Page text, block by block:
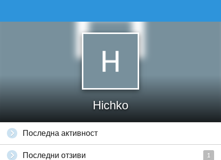
Hichko
Последна активност
Последни отзиви 1